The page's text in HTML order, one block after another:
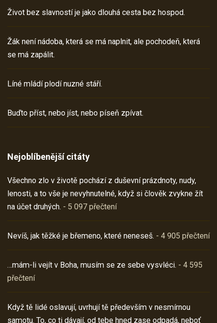
Život bez slavností je jako dlouhá cesta bez hospod.
Žák není nádoba, která se má naplnit, ale pochodeň, která
se má zapálit.
Líné mládí plodí nuzné stáří.
Buďto příst, nebo jíst, nebo píseň zpívat.
Nejoblíbenější citáty
Všechno zlo v životě pochází z duševní prázdnoty, nudy,
lenosti, a to vše je nevyhnutelné, když si člověk zvykne žít
na účet druhých. - 5 097 přečtení
Nevíš, jak těžké je břemeno, které neneseš. - 4 905 přečtení
…mám-li vejít v Boha, musím se ze sebe vysvléci. - 4 595
přečtení
Když tě lidé oslavují, uvrhují tě především v nesmírnou
samotu. To, co ti dávají, od tebe hned zase odpadá, neboť